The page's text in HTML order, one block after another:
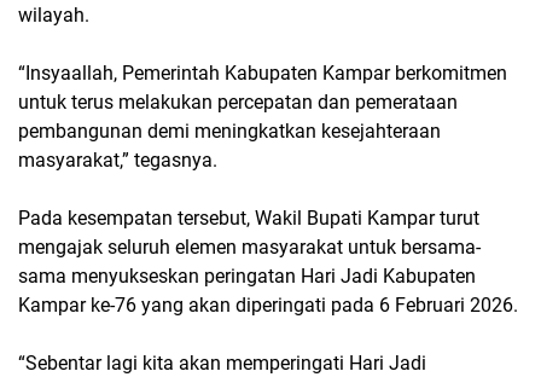
wilayah.
“Insyaallah, Pemerintah Kabupaten Kampar berkomitmen
untuk terus melakukan percepatan dan pemerataan
pembangunan demi meningkatkan kesejahteraan
masyarakat,” tegasnya.
Pada kesempatan tersebut, Wakil Bupati Kampar turut
mengajak seluruh elemen masyarakat untuk bersama-
sama menyukseskan peringatan Hari Jadi Kabupaten
Kampar ke-76 yang akan diperingati pada 6 Februari 2026.
“Sebentar lagi kita akan memperingati Hari Jadi